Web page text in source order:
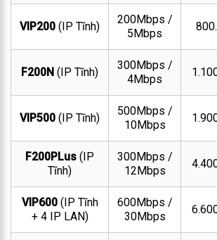
VIP200 (IP Tĩnh)
200Mbps /
5Mbps
F200N (IP Tĩnh)
300Mbps /
4Mbps
VIP500 (IP Tĩnh)
500Mbps /
10Mbps
F200PLus (IP
Tĩnh)
300Mbps /
12Mbps
VIP600(IP Tĩnh
+ 4 IP LAN)
600Mbps /
30Mbps